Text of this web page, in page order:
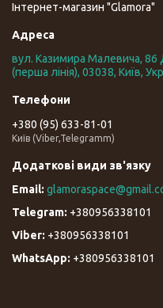
Інтернет-магазин "Glamora"
вул. Казимира Малевича, 86
(перша лінія), 03038, Київ,
+380 (95) 633-81-01
Київ (Viber,Telegramm)
+380956338101
+380956338101
+380956338101